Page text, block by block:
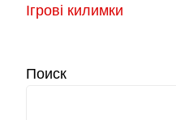
Ігрові килимки
Поиск